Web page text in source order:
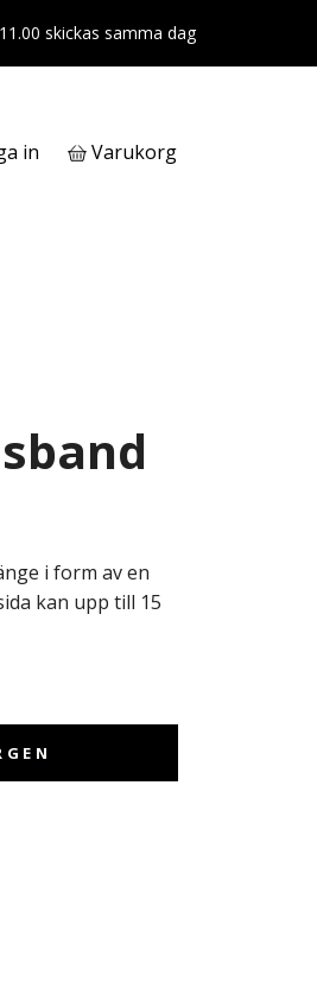
skickas samma dag
in Varukorg
i form av en
kan upp till 15